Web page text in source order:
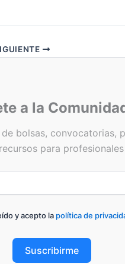
a la
de bolsas, convocatorias,
para
y acepto la política de
Suscribirme